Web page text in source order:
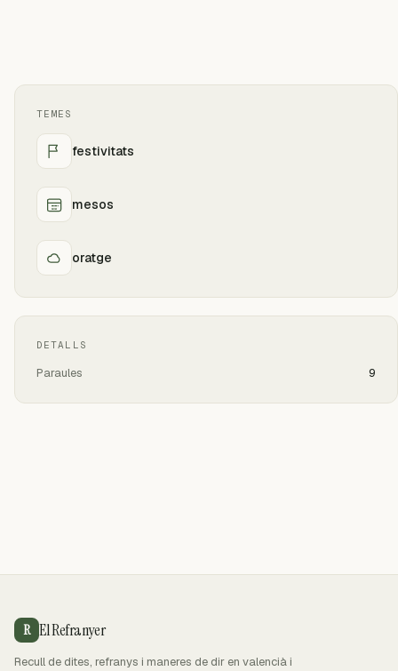
TEMES
festivitats
mesos
oratge
DETALLS
Paraules 9
R El Refranyer
Recull de dites, refranys i maneres de dir en valencià i